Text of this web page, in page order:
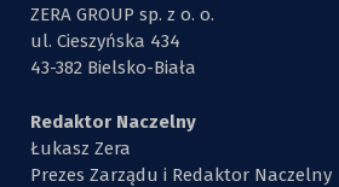
ZERA GROUP sp. z o. o.
ul. Cieszyńska 434
43-382 Bielsko-Biała
Redaktor Naczelny
Łukasz Zera
Prezes Zarządu i Redaktor Naczelny